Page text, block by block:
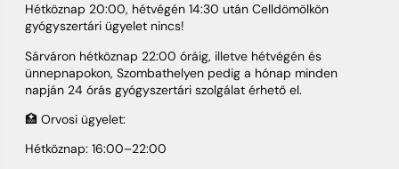
Hétköznap 20:00, hétvégén 14:30 után Celldömölkön
gyógyszertári ügyelet nincs!
Sárváron hétköznap 22:00 óráig, illetve hétvégén és
ünnepnapokon, Szombathelyen pedig a hónap minden
napján 24 órás gyógyszertári szolgálat érhető el.
🏥 Orvosi ügyelet:
Hétköznap: 16:00–22:00